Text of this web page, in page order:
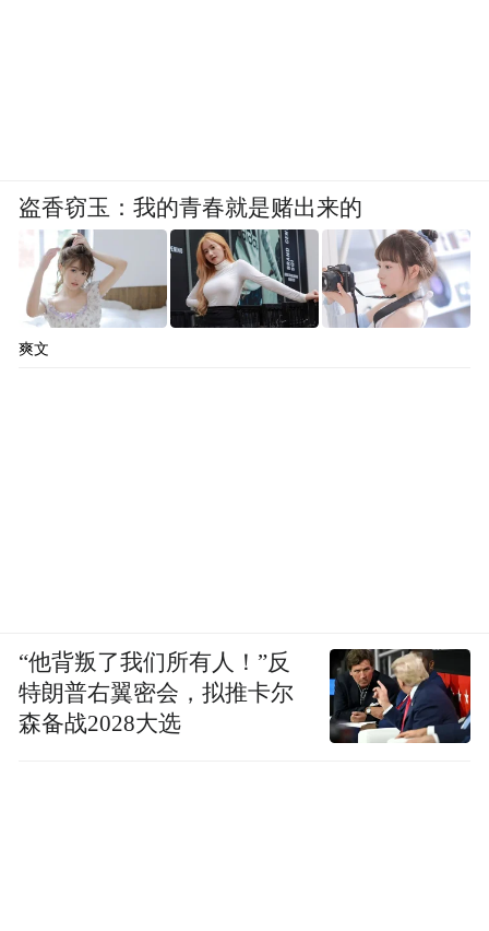
盗香窃玉：我的青春就是赌出来的
爽文
“他背叛了我们所有人！”反
特朗普右翼密会，拟推卡尔
森备战2028大选